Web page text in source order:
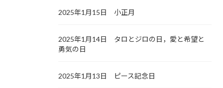
2025年1月15日 小正月
2025年1月14日 タロとジロの日，愛と希望と
勇気の日
2025年1月13日 ピース記念日